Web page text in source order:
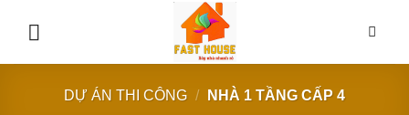
DỰ ÁN THI CÔNG / NHÀ 1 TẦNG CẤP 4